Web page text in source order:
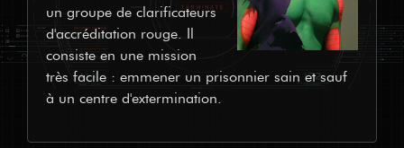
un groupe de clarificateurs
d'accréditation rouge. Il
consiste en une mission
très facile : emmener un prisonnier sain et sauf
à un centre d'extermination.